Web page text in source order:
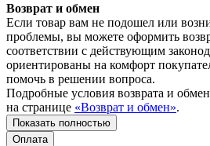
Возврат и обмен
Если товар вам не подошел или
проблемы, вы можете оформить
соответствии с действующим
ориентированы на комфорт
помочь в решении вопроса.
Подробные условия возврата и
на странице «Возврат и обмен».
Показать полностью
Оплата